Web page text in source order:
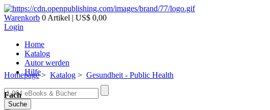
Warenkorb 0 Artikel | US$ 0,00
Login
Home
Katalog
Autor werden
Hilfe
Suche
Homepage> Katalog > Gesundheit - Public Health
Fach